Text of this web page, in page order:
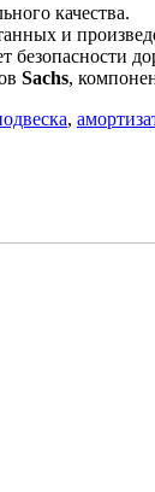
качества.
и
безопасности
Sachs,
,